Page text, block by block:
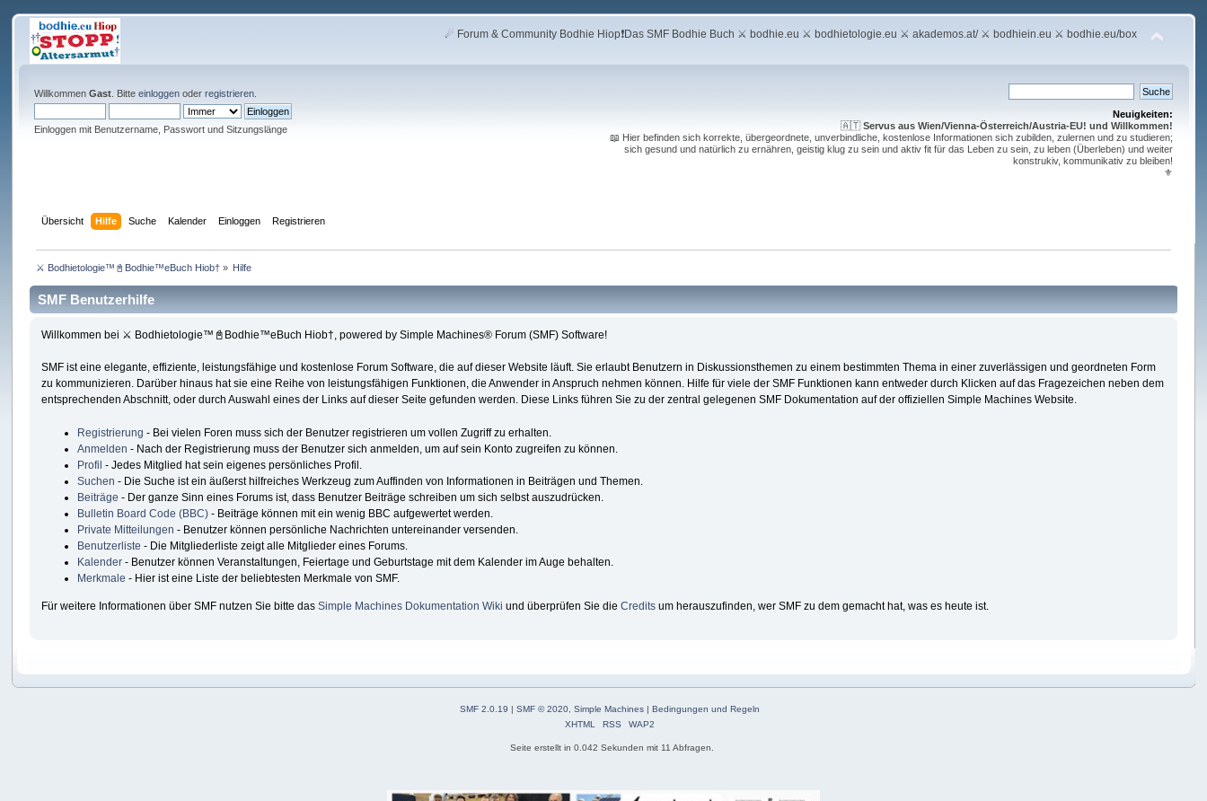
☄ Forum & Community Bodhie Hiop❗Das SMF Bodhie Buch ⚔ bodhie.eu ⚔ bodhietologie.eu ⚔ akademos.at/ ⚔ bodhiein.eu ⚔ bodhie.eu/box
WillkommenGast . Bitteeinloggen oderregistrieren
Einloggen mit Benutzername, Passwort und Sitzungslänge
Neuigkeiten:
🇦🇹 Servus aus Wien/Vienna-Österreich/Austria-EU! und Willkommen!
📖 Hier befinden sich korrekte, übergeordnete, unverbindliche, kostenlose Informationen sich zubilden, zulernen und zu studieren;
sich gesund und natürlich zu ernähren, geistig klug zu sein und aktiv fit für das Leben zu sein, zu leben (Überleben) und weiter
konstrukiv, kommunikativ zu bleiben!
⚜
Übersicht Hilfe Suche Kalender Einloggen Registrieren
⚔ Bodhietologie™📓Bodhie™eBuch Hiob†» Hilfe
SMF Benutzerhilfe
Willkommen bei ⚔ Bodhietologie™📓Bodhie™eBuch Hiob†, powered by Simple Machines® Forum (SMF) Software!
SMF ist eine elegante, effiziente, leistungsfähige und kostenlose Forum Software, die auf dieser Website läuft. Sie erlaubt Benutzern in Diskussionsthemen zu einem bestimmten Thema in einer zuverlässigen und geordneten Form
zu kommunizieren. Darüber hinaus hat sie eine Reihe von leistungsfähigen Funktionen, die Anwender in Anspruch nehmen können. Hilfe für viele der SMF Funktionen kann entweder durch Klicken auf das Fragezeichen neben dem
entsprechenden Abschnitt, oder durch Auswahl eines der Links auf dieser Seite gefunden werden. Diese Links führen Sie zu der zentral gelegenen SMF Dokumentation auf der offiziellen Simple Machines Website.
Registrierung - Bei vielen Foren muss sich der Benutzer registrieren um vollen Zugriff zu erhalten.
Anmelden - Nach der Registrierung muss der Benutzer sich anmelden, um auf sein Konto zugreifen zu können.
Profil - Jedes Mitglied hat sein eigenes persönliches Profil.
Suchen - Die Suche ist ein äußerst hilfreiches Werkzeug zum Auffinden von Informationen in Beiträgen und Themen.
Beiträge - Der ganze Sinn eines Forums ist, dass Benutzer Beiträge schreiben um sich selbst auszudrücken.
Bulletin Board Code (BBC)- Beiträge können mit ein wenig BBC aufgewertet werden.
Private Mitteilungen - Benutzer können persönliche Nachrichten untereinander versenden.
Benutzerliste - Die Mitgliederliste zeigt alle Mitglieder eines Forums.
Kalender- Benutzer können Veranstaltungen, Feiertage und Geburtstage mit dem Kalender im Auge behalten.
Merkmale - Hier ist eine Liste der beliebtesten Merkmale von SMF.
Für weitere Informationen über SMF nutzen Sie bitte das Simple Machines Dokumentation Wiki und überprüfen Sie die Creditsum herauszufinden, wer SMF zu dem gemacht hat, was es heute ist.
SMF 2.0.19 |SMF © 2020,Simple Machines |Bedingungen und Regeln
XHTML
RSS WAP2
Seite erstellt in 0.042 Sekunden mit 11 Abfragen.